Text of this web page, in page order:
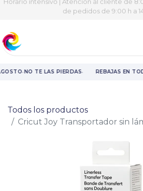
Horario intensivo | Atención al cliente de
de pedidos de 9:00 h a
·NO TE LAS PIERDAS· REBAJAS EN
Todos los productos
Cricut Joy Transportador sin